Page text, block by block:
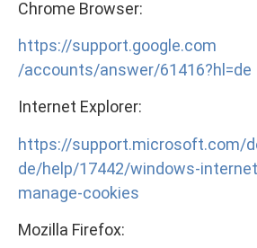
Chrome Browser:
https://support.google.com
/accounts/answer/61416?hl=de
Internet Explorer:
https://support.microsoft.com/
de/help/17442/windows-
manage-cookies
Mozilla Firefox: